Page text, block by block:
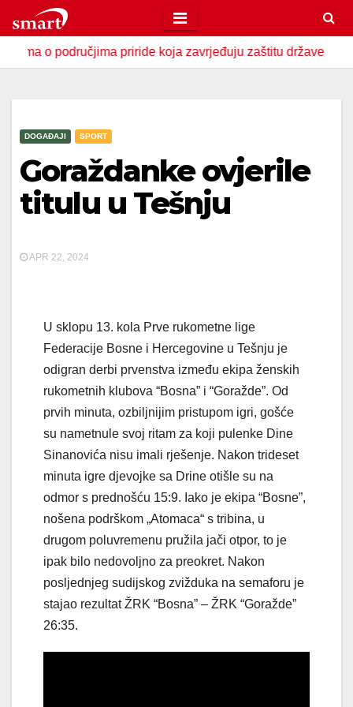
to
contentpodručjima priride koja zavrjeđuju zaštitu države U
DOGAĐAJI SPORT
Goraždanke ovjerile
titulu u Tešnju
APR 22, 2024
U sklopu 13. kola Prve rukometne lige
Federacije Bosne i Hercegovine u Tešnju je
odigran derbi prvenstva između ekipa ženskih
rukometnih klubova “Bosna” i “Goražde”. Od
prvih minuta, ozbiljnijim pristupom igri, gošće
su nametnule svoj ritam za koji pulenke Dine
Sinanovića nisu imali rješenje. Nakon trideset
minuta igre djevojke sa Drine otišle su na
odmor s prednošću 15:9. Iako je ekipa “Bosne”,
nošena podrškom „Atomaca“ s tribina, u
drugom poluvremenu pružila jači otpor, to je
ipak bilo nedovoljno za preokret. Nakon
posljednjeg sudijskog zvižduka na semaforu je
stajao rezultat ŽRK “Bosna” – ŽRK “Goražde”
26:35.